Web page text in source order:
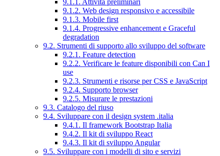
9.1.2. Web design responsivo e accessibile
9.1.3. Mobile first
9.1.4. Progressive enhancement e Graceful
degradation
9.2. Strumenti di supporto allo sviluppo del software
9.2.1. Feature detection
9.2.2. Verificare le feature disponibili con Can I
use
9.2.3. Strumenti e risorse per CSS e JavaScript
9.2.4. Supporto browser
9.2.5. Misurare le prestazioni
9.3. Catalogo del riuso
9.4. Sviluppare con il design system .italia
9.4.1. Il framework Bootstrap Italia
9.4.2. Il kit di sviluppo React
9.4.3. Il kit di sviluppo Angular
9.5. Sviluppare con i modelli di sito e servizi